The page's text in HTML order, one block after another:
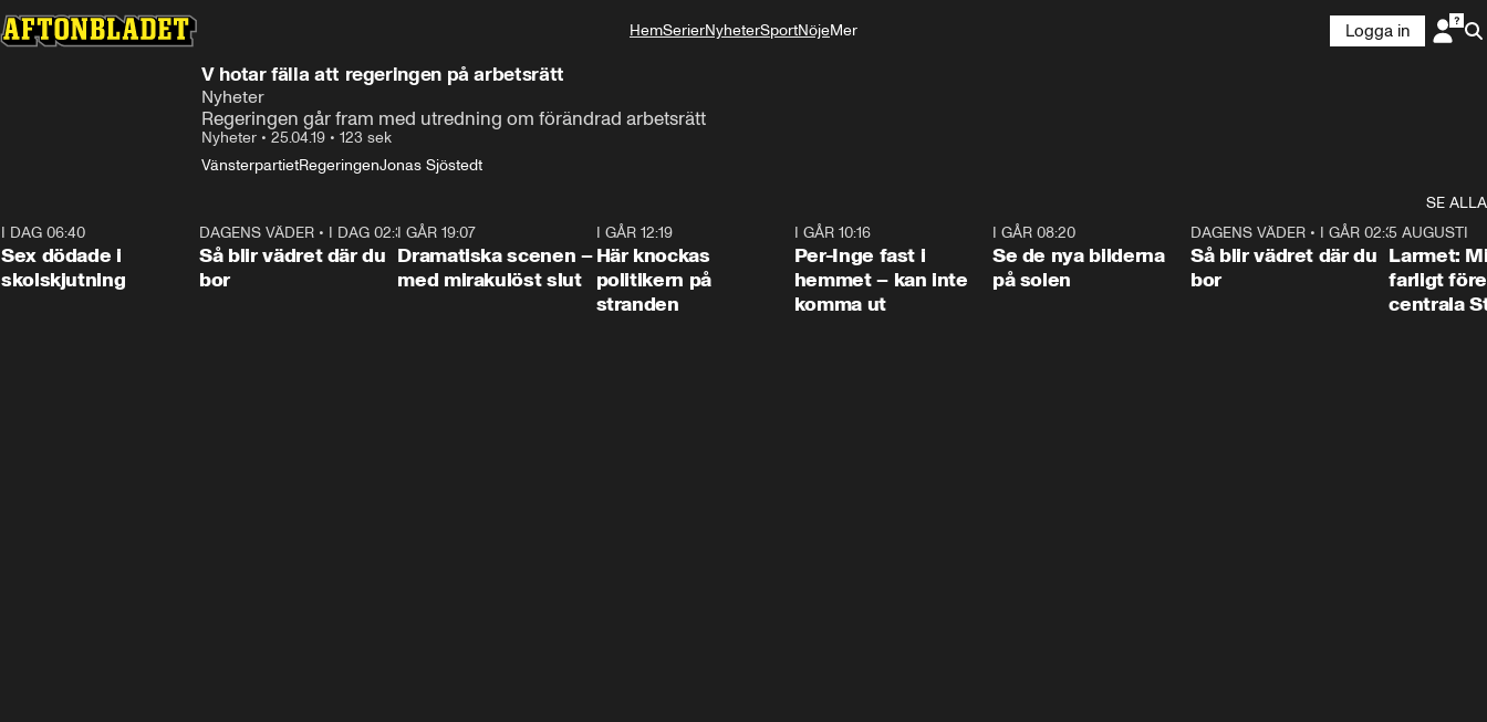
HemSerierNyheterSportNöjeMer
Logga in
V hotar fälla att regeringen på arbetsrätt
Nyheter
Regeringen går fram med utredning om förändrad arbetsrätt
Nyheter • 25.04.19 • 123 sek
VänsterpartietRegeringenJonas Sjöstedt
SE ALLA
I DAG 06:40
Sex dödade i
skolskjutning
1:06
DAGENS VÄDER • I DAG 02:30
Så blir vädret där du
bor
I GÅR 19:07
Dramatiska scenen –
med mirakulöst slut
I GÅR 12:19
Här knockas
politikern på
stranden
I GÅR 10:16
Per-Inge fast i
hemmet – kan inte
komma ut
I GÅR 08:20
Se de nya bilderna
på solen
1:06
DAGENS VÄDER • I GÅR 02:30
Så blir vädret där du
bor
5 AUGUSTI
Larmet:
farligt
centrala